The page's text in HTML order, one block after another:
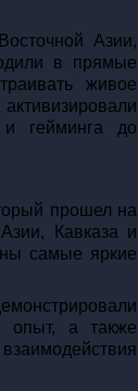
Азии,
в прямые
живое
гейминга до
прошел на
Кавказа и
самые яркие
опыт, а также